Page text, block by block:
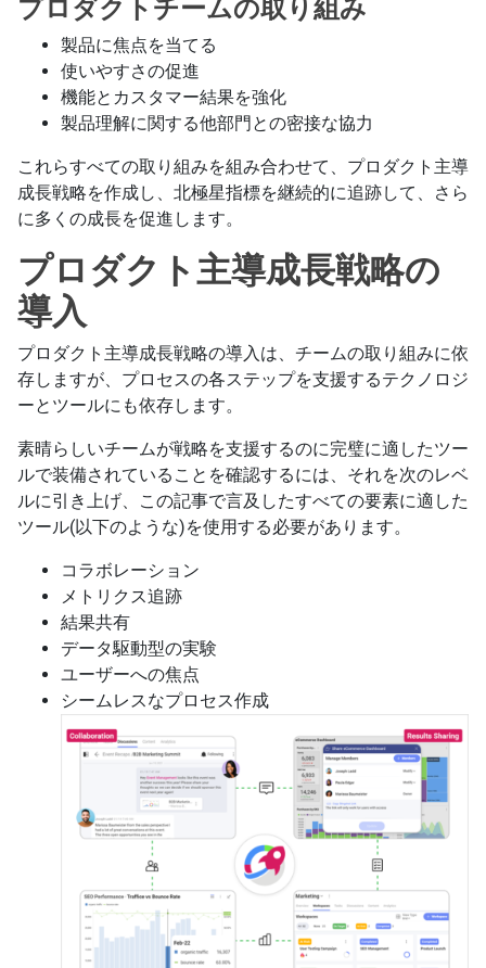
プロダクトチームの取り組み
製品に焦点を当てる
使いやすさの促進
機能とカスタマー結果を強化
製品理解に関する他部門との密接な協力
これらすべての取り組みを組み合わせて、プロダクト主導
成長戦略を作成し、北極星指標を継続的に追跡して、さら
に多くの成長を促進します。
プロダクト主導成長戦略の
導入
プロダクト主導成長戦略の導入は、チームの取り組みに依
存しますが、プロセスの各ステップを支援するテクノロジ
ーとツールにも依存します。
素晴らしいチームが戦略を支援するのに完璧に適したツー
ルで装備されていることを確認するには、それを次のレベ
ルに引き上げ、この記事で言及したすべての要素に適した
ツール(以下のような)を使用する必要があります。
コラボレーション
メトリクス追跡
結果共有
データ駆動型の実験
ユーザーへの焦点
シームレスなプロセス作成